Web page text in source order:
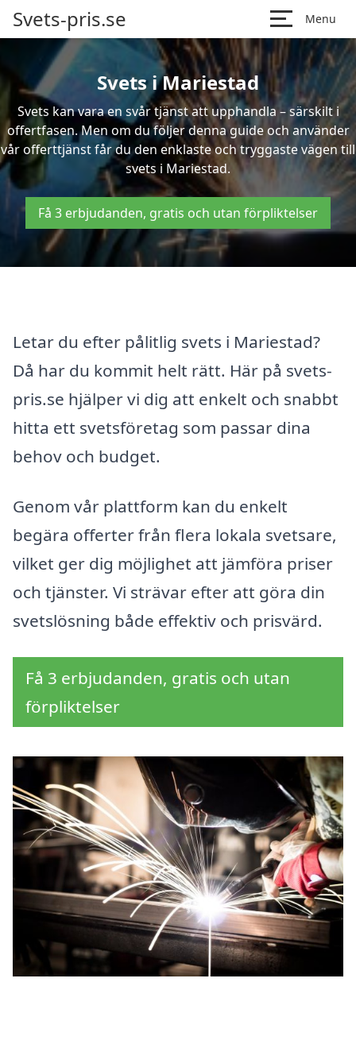
Svets-pris.se Menu
Svets i Mariestad
Svets kan vara en svår tjänst att upphandla – särskilt i
offertfasen. Men om du följer denna guide och använder
vår offerttjänst får du den enklaste och tryggaste vägen till
svets i Mariestad.
Få 3 erbjudanden, gratis och utan förpliktelser
Letar du efter pålitlig svets i Mariestad?
Då har du kommit helt rätt. Här på svets-
pris.se hjälper vi dig att enkelt och snabbt
hitta ett svetsföretag som passar dina
behov och budget.
Genom vår plattform kan du enkelt
begära offerter från flera lokala svetsare,
vilket ger dig möjlighet att jämföra priser
och tjänster. Vi strävar efter att göra din
svetslösning både effektiv och prisvärd.
Få 3 erbjudanden, gratis och utan
förpliktelser